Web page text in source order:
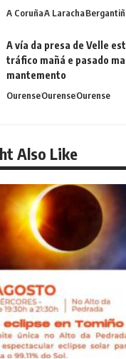
A CoruñaA Laracha
A vía da presa de Velle
tráfico mañá e pasado
mantemento
OurenseOurenseOurense
Also Like